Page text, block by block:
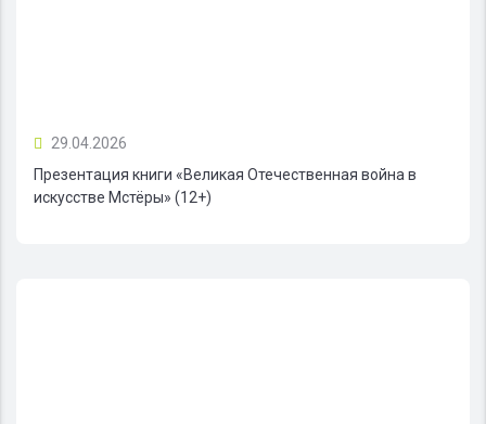
29.04.2026
Презентация книги «Великая Отечественная война в
искусстве Мстёры» (12+)